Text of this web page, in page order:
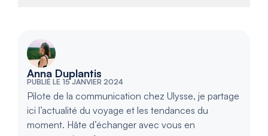
Anna Duplantis
PUBLIÉ LE 15 JANVIER 2024
Pilote de la communication chez Ulysse, je partage
ici l’actualité du voyage et les tendances du
moment. Hâte d’échanger avec vous en